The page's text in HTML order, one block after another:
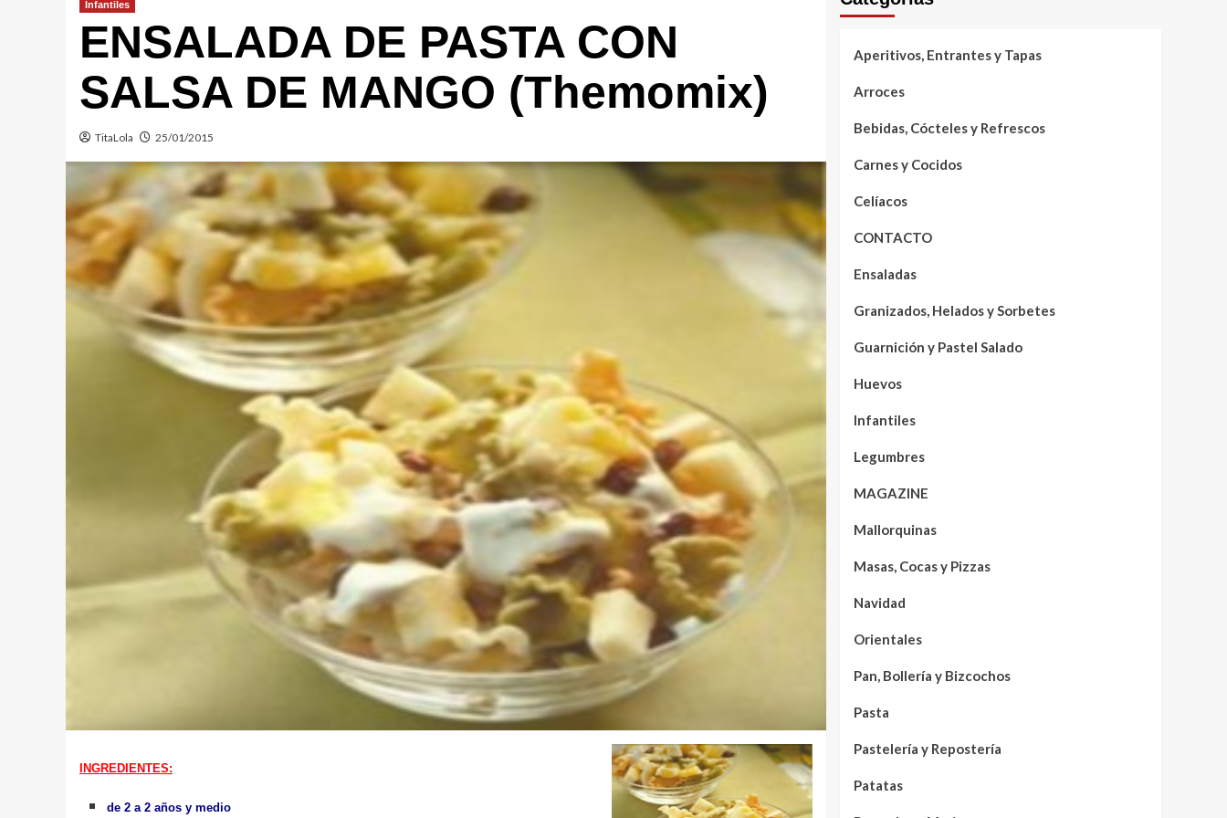
Infantiles
ENSALADA DE PASTA CON
SALSA DE MANGO (Themomix)
TitaLola 25/01/2015
INGREDIENTES:
de 2 a 2 años y medio
Aperitivos, Entrantes y Tapas
Arroces
Bebidas, Cócteles y Refrescos
Carnes y Cocidos
Celíacos
CONTACTO
Ensaladas
Granizados, Helados y Sorbetes
Guarnición y Pastel Salado
Huevos
Infantiles
Legumbres
MAGAZINE
Mallorquinas
Masas, Cocas y Pizzas
Navidad
Orientales
Pan, Bollería y Bizcochos
Pasta
Pastelería y Repostería
Patatas